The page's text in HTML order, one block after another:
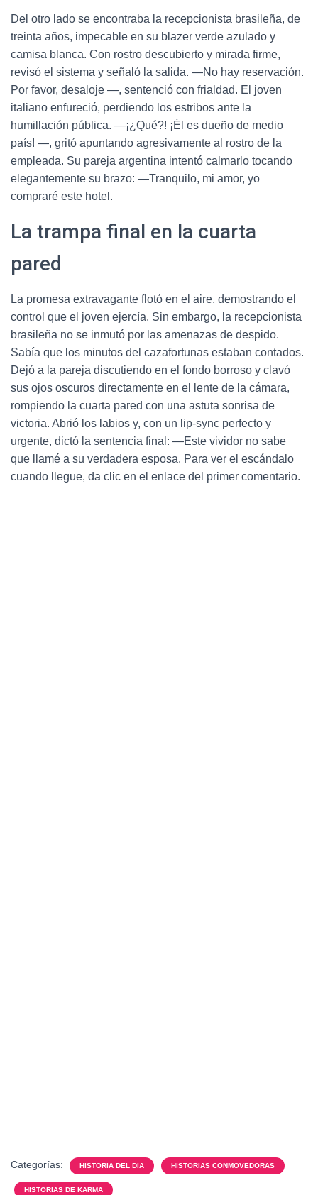
Del otro lado se encontraba la recepcionista brasileña, de
treinta años, impecable en su blazer verde azulado y
camisa blanca. Con rostro descubierto y mirada firme,
revisó el sistema y señaló la salida. —No hay reservación.
Por favor, desaloje —, sentenció con frialdad. El joven
italiano enfureció, perdiendo los estribos ante la
humillación pública. —¡¿Qué?! ¡Él es dueño de medio
país! —, gritó apuntando agresivamente al rostro de la
empleada. Su pareja argentina intentó calmarlo tocando
elegantemente su brazo: —Tranquilo, mi amor, yo
compraré este hotel.
La trampa final en la cuarta
pared
La promesa extravagante flotó en el aire, demostrando el
control que el joven ejercía. Sin embargo, la recepcionista
brasileña no se inmutó por las amenazas de despido.
Sabía que los minutos del cazafortunas estaban contados.
Dejó a la pareja discutiendo en el fondo borroso y clavó
sus ojos oscuros directamente en el lente de la cámara,
rompiendo la cuarta pared con una astuta sonrisa de
victoria. Abrió los labios y, con un lip-sync perfecto y
urgente, dictó la sentencia final: —Este vividor no sabe
que llamé a su verdadera esposa. Para ver el escándalo
cuando llegue, da clic en el enlace del primer comentario.
Categorías: HISTORIA DEL DIA HISTORIAS CONMOVEDORAS
HISTORIAS DE KARMA